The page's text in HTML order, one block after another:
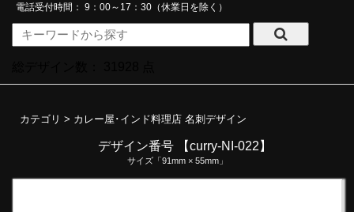
電話受付時間： 9：00～17：30（休業日を除く）
カテゴリ > カレー屋･インド料理店 名刺デザイン
デザイン番号 【curry-NI-022】
サイズ「91mm × 55mm」